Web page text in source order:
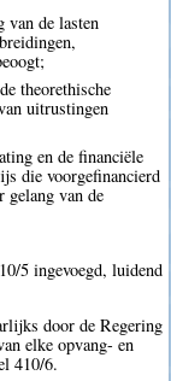
van de lasten
theorethische
uitrustingen
en de financiële
die voorgefinancierd
gelang van de
5 ingevoegd, luidend
door de Regering
elke opvang- en
410/6.